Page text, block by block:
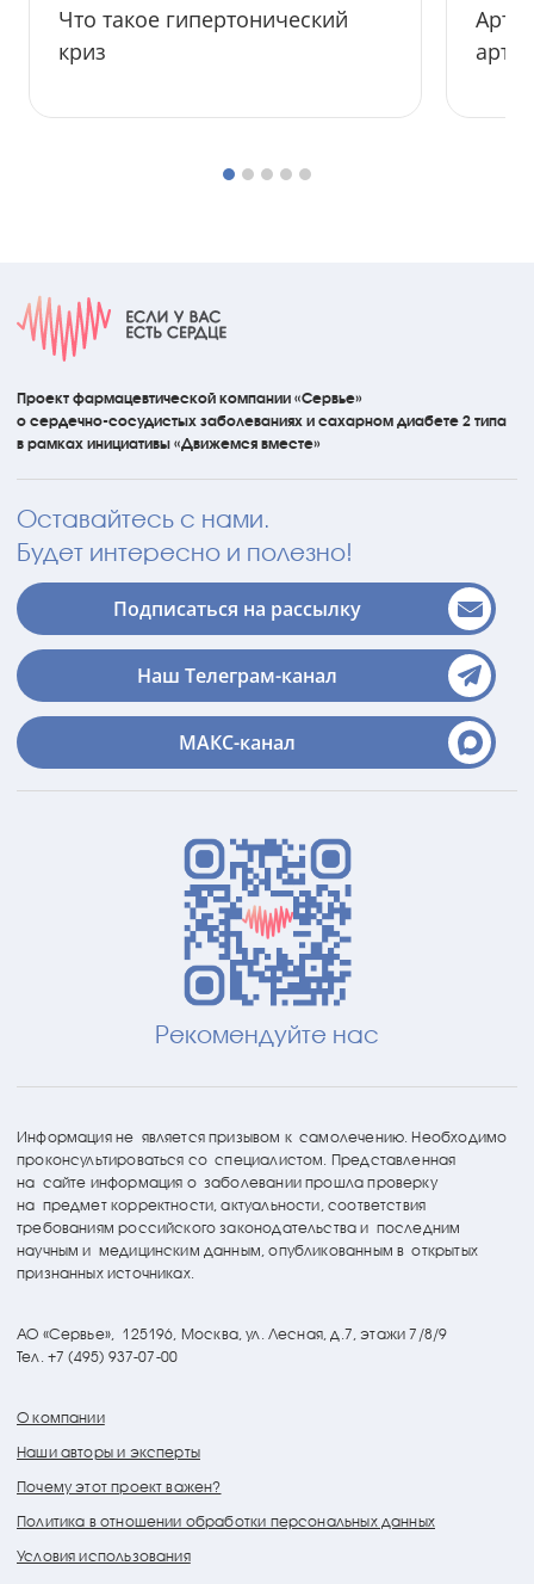
Что такое гипертонический
криз
Проект фармацевтической компании «Сервье»
о сердечно-сосудистых заболеваниях и сахарном диабете 2 типа
в рамках инициативы «Движемся вместе»
Оставайтесь с нами.
Будет интересно и полезно!
Подписаться на рассылку
Наш Телеграм-канал
МАКС-канал
О компании
Наши авторы и эксперты
Почему этот проект важен?
Политика в отношении обработки персональных данных
Условия использования
АО «Сервье», 125196, Москва, ул. Лесная, д.7, этажи 7/8/9
Тел. +7 (495) 937-07-00
Информация не является призывом к самолечению. Необходимо
проконсультироваться со специалистом. Представленная
на сайте информация о заболевании прошла проверку
на предмет корректности, актуальности, соответствия
требованиям российского законодательства и последним
научным и медицинским данным, опубликованным в открытых
признанных источниках.
Рекомендуйте нас